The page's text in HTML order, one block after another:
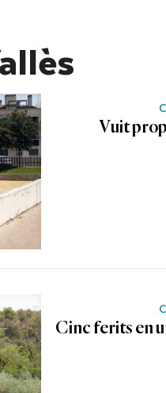
Vuit
Cinc ferits en